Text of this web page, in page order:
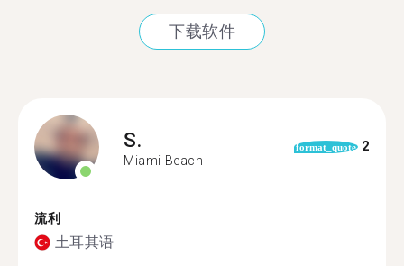
下载软件
S.
Miami Beach
format_quote 2
流利
土耳其语